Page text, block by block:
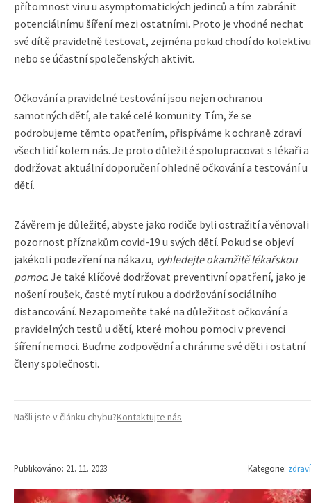
přítomnost viru u asymptomatických jedinců a tím zabránit
potenciálnímu šíření mezi ostatními. Proto je vhodné nechat
své dítě pravidelně testovat, zejména pokud chodí do kolektivu
nebo se účastní společenských aktivit.
Očkování a pravidelné testování jsou nejen ochranou
samotných dětí, ale také celé komunity. Tím, že se
podrobujeme těmto opatřením, přispíváme k ochraně zdraví
všech lidí kolem nás. Je proto důležité spolupracovat s lékaři a
dodržovat aktuální doporučení ohledně očkování a testování u
dětí.
Závěrem je důležité, abyste jako rodiče byli ostražití a věnovali
pozornost příznakům covid-19 u svých dětí. Pokud se objeví
jakékoli podezření na nákazu, vyhledejte okamžitě lékařskou
pomoc. Je také klíčové dodržovat preventivní opatření, jako je
nošení roušek, časté mytí rukou a dodržování sociálního
distancování. Nezapomeňte také na důležitost očkování a
pravidelných testů u dětí, které mohou pomoci v prevenci
šíření nemoci. Buďme zodpovědní a chránme své děti i ostatní
členy společnosti.
Našli jste v článku chybu?Kontaktujte nás
Publikováno: 21. 11. 2023 Kategorie: zdraví